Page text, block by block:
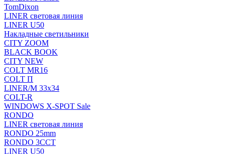
TomDixon
LINER световая линия
LINER U50
Накладные светильники
CITY ZOOM
BLACK BOOK
CITY NEW
COLT MR16
COLT П
LINER/М 33х34
COLT-R
WINDOWS X-SPOT Sale
RONDO
LINER световая линия
RONDO 25mm
RONDO 3CCT
LINER U50